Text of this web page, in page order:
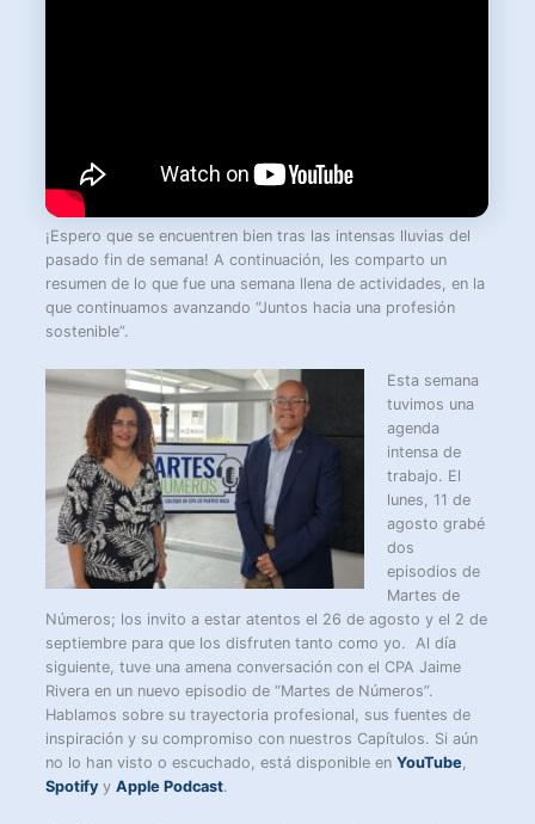
¡Espero que se encuentren bien tras las intensas lluvias del
pasado fin de semana! A continuación, les comparto un
resumen de lo que fue una semana llena de actividades, en la
que continuamos avanzando “Juntos hacia una profesión
sostenible”.
Esta semana
tuvimos una
agenda
intensa de
trabajo. El
lunes, 11 de
agosto grabé
dos
episodios de
Martes de
Números; los invito a estar atentos el 26 de agosto y el 2 de
septiembre para que los disfruten tanto como yo. Al día
siguiente, tuve una amena conversación con el CPA Jaime
Rivera en un nuevo episodio de “Martes de Números”.
Hablamos sobre su trayectoria profesional, sus fuentes de
inspiración y su compromiso con nuestros Capítulos. Si aún
no lo han visto o escuchado, está disponible enYouTube
Spotify yApple Podcast.